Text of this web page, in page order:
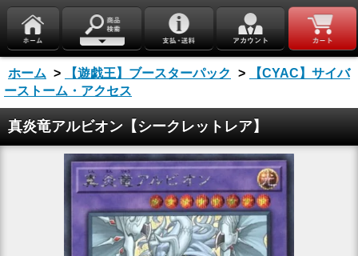
ホーム > 【遊戯王】ブースターパック >
【CYAC】サイバ
ーストーム・アクセス
真炎竜アルビオン【シークレットレア】